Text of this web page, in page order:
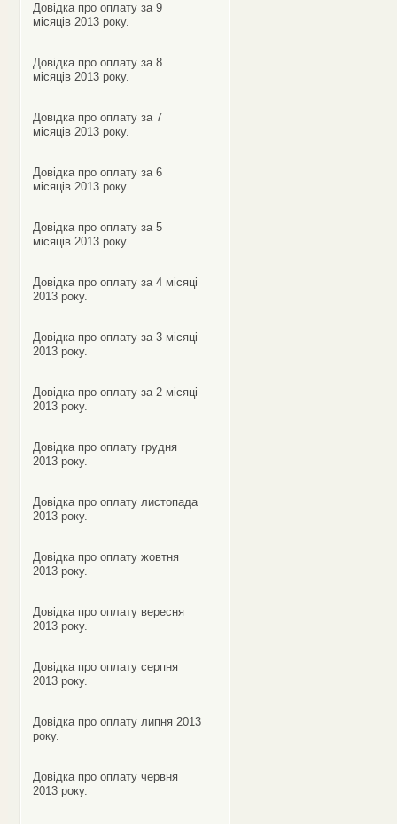
Довідка про оплату за 9
місяців 2013 року.
Довідка про оплату за 8
місяців 2013 року.
Довідка про оплату за 7
місяців 2013 року.
Довідка про оплату за 6
місяців 2013 року.
Довідка про оплату за 5
місяців 2013 року.
Довідка про оплату за 4 місяці
2013 року.
Довідка про оплату за 3 місяці
2013 року.
Довідка про оплату за 2 місяці
2013 року.
Довідка про оплату грудня
2013 року.
Довідка про оплату листопада
2013 року.
Довідка про оплату жовтня
2013 року.
Довідка про оплату вересня
2013 року.
Довідка про оплату серпня
2013 року.
Довідка про оплату липня 2013
року.
Довідка про оплату червня
2013 року.